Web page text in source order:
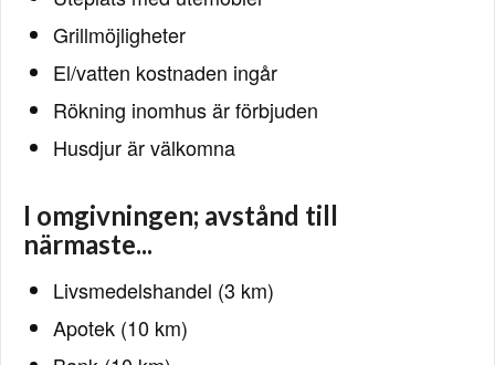
Grillmöjligheter
El/vatten kostnaden ingår
Rökning inomhus är förbjuden
Husdjur är välkomna
I omgivningen; avstånd till
närmaste...
Livsmedelshandel (3 km)
Apotek (10 km)